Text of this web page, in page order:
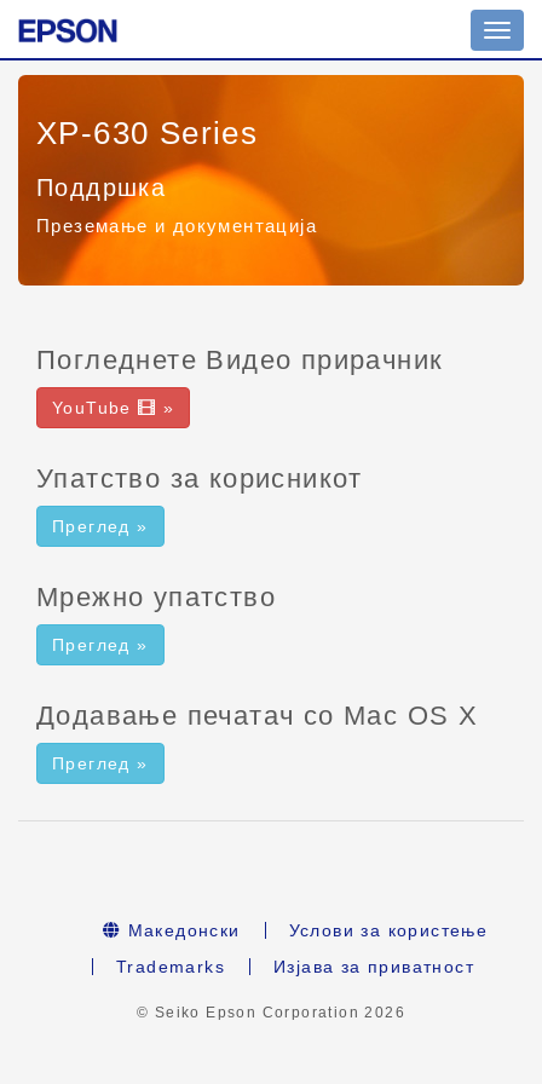
XP-630 Series
Поддршка
Преземање и документација
Погледнете Видео прирачник
YouTube »
Упатство за корисникот
Преглед »
Мрежно упатство
Преглед »
Додавање печатач со Mac OS X
Преглед »
Македонски
Услови за користење
Trademarks
Изјава за приватност
© Seiko Epson Corporation2026